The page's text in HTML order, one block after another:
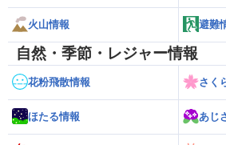
火山情報 避難
自然・季節・レジャー情報
花粉飛散情報 さく
ほたる情報 あじ